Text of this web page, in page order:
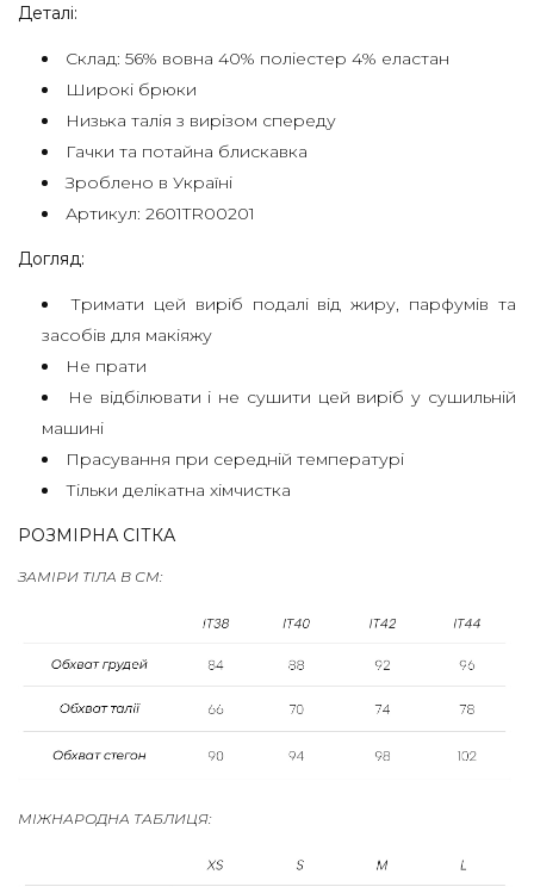
ПОЛІТИКА
КОНФІДЕНЦІЙНОСТІ
ДОСТАВКА
GIFT
CARD
ПРЕСА
ПРОЕКТИ
МАГАЗИНИ
FAQS
GUIDE
Деталі:
Склад: 56% вовна 40% поліестер 4% еластан
Широкі брюки
Низька талія з вирізом спереду
Гачки та потайна блискавка
Зроблено в Україні
Артикул: 2601TR00201
Догляд:
Тримати цей виріб подалі від жиру, парфумів та
засобів для макіяжу
Не прати
Не відбілювати і не сушити цей виріб у сушильній
машині
Прасування при середній температурі
Тільки делікатна хімчистка
РОЗМІРНА СІТКА
ЗАМІРИ ТІЛА В СМ:
МІЖНАРОДНА ТАБЛИЦЯ: